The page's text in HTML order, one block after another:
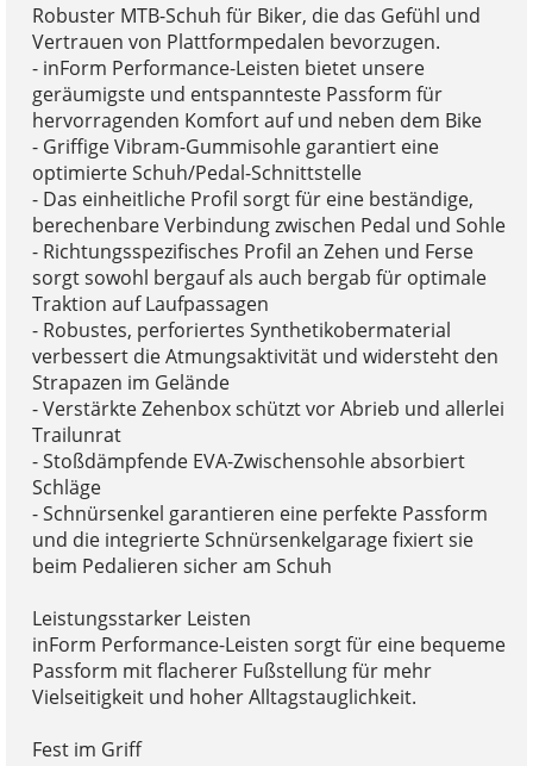
Robuster MTB-Schuh für Biker, die das Gefühl und
Vertrauen von Plattformpedalen bevorzugen.
- inForm Performance-Leisten bietet unsere
geräumigste und entspannteste Passform für
hervorragenden Komfort auf und neben dem Bike
- Griffige Vibram-Gummisohle garantiert eine
optimierte Schuh/Pedal-Schnittstelle
- Das einheitliche Profil sorgt für eine beständige,
berechenbare Verbindung zwischen Pedal und Sohle
- Richtungsspezifisches Profil an Zehen und Ferse
sorgt sowohl bergauf als auch bergab für optimale
Traktion auf Laufpassagen
- Robustes, perforiertes Synthetikobermaterial
verbessert die Atmungsaktivität und widersteht den
Strapazen im Gelände
- Verstärkte Zehenbox schützt vor Abrieb und allerlei
Trailunrat
- Stoßdämpfende EVA-Zwischensohle absorbiert
Schläge
- Schnürsenkel garantieren eine perfekte Passform
und die integrierte Schnürsenkelgarage fixiert sie
beim Pedalieren sicher am Schuh
Leistungsstarker Leisten
inForm Performance-Leisten sorgt für eine bequeme
Passform mit flacherer Fußstellung für mehr
Vielseitigkeit und hoher Alltagstauglichkeit.
Fest im Griff